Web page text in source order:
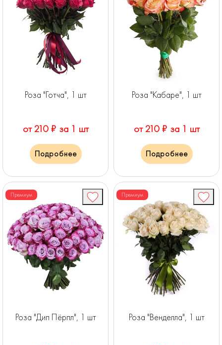
Роза "Готча", 1 шт
от 210 ₽ за 1 шт
Подробнее
Роза "Кабаре", 1 шт
от 210 ₽ за 1 шт
Подробнее
Премиум
Роза "Дип Пёрпл", 1 шт
Премиум
Роза "Венделла", 1 шт